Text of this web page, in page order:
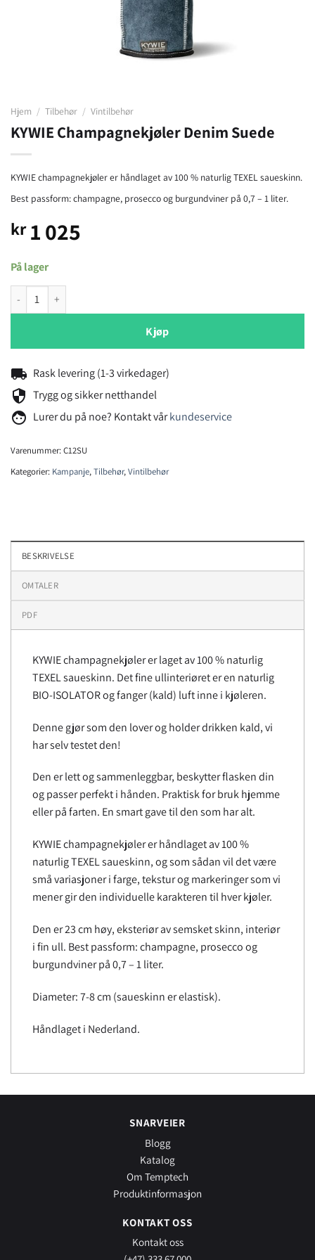
Hjem / Tilbehør / Vintilbehør
KYWIE Champagnekjøler Denim Suede
KYWIE champagnekjøler er håndlaget av 100 % naturlig TEXEL saueskinn.
Best passform: champagne, prosecco og burgundviner på 0,7 – 1 liter.
kr1 025
På lager
KYWIE Champagnekjøler Denim Suede antall
Kjøp
local_shipping Rask levering (1-3 virkedager)
security Trygg og sikker netthandel
face Lurer du på noe? Kontakt vårkundeservice
Varenummer:C12SU
Kategorier: Kampanje,Tilbehør,Vintilbehør
BESKRIVELSE
OMTALER
PDF
KYWIE champagnekjøler er laget av 100 % naturlig
TEXEL saueskinn. Det fine ullinteriøret er en naturlig
BIO-ISOLATOR og fanger (kald) luft inne i kjøleren.
Denne gjør som den lover og holder drikken kald, vi
har selv testet den!
Den er lett og sammenleggbar, beskytter flasken din
og passer perfekt i hånden. Praktisk for bruk hjemme
eller på farten. En smart gave til den som har alt.
KYWIE champagnekjøler er håndlaget av 100 %
naturlig TEXEL saueskinn, og som sådan vil det være
små variasjoner i farge, tekstur og markeringer som vi
mener gir den individuelle karakteren til hver kjøler.
Den er 23 cm høy, eksteriør av semsket skinn, interiør
i fin ull. Best passform: champagne, prosecco og
burgundviner på 0,7 – 1 liter.
Diameter: 7-8 cm (saueskinn er elastisk).
Håndlaget i Nederland.
SNARVEIER
Blogg
Katalog
Om Temptech
Produktinformasjon
KONTAKT OSS
Kontakt oss